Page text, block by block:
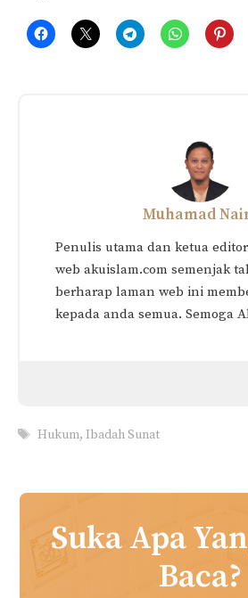
Muhamad
Penulis utama dan ketua
web akuislam.com semenjak
berharap laman web ini
kepada anda semua. Semoga
Tags
Hukum,Ibadah Sunat
Suka Apa
Baca?